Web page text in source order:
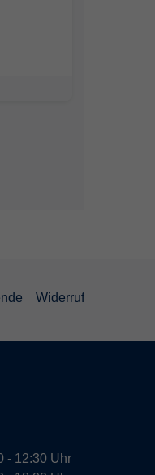
Widerruf
- 12:30 Uhr